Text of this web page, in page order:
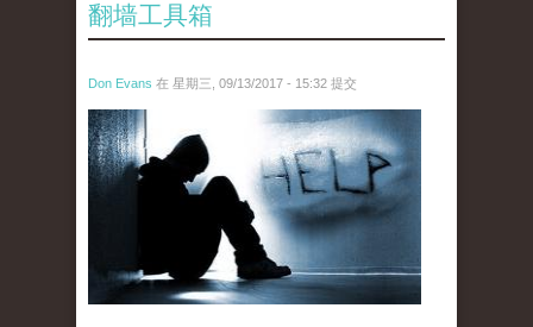
翻墙工具箱
Don Evans 在 星期三, 09/13/2017 - 15:32 提交
wechatimg1147.jpeg